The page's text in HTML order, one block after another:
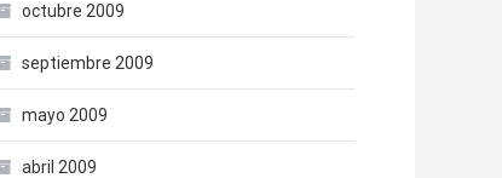
octubre 2009
septiembre 2009
mayo 2009
abril 2009